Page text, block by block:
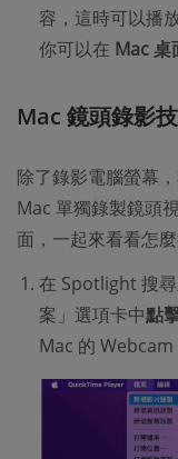
容，這時可以播
你可以在 Mac 桌
Mac 鏡頭錄影
除了錄影電腦螢幕
Mac 單獨錄製鏡頭
面，一起來看看怎麼
在 Spotlight 搜
案」選項卡中點
Mac 的 Webcam